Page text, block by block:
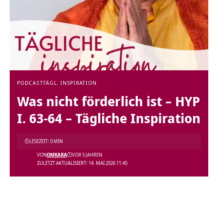
PODCASTTÄGL. INSPIRATION
Was nicht förderlich ist – HYP
I. 63-64 – Tägliche Inspiration
ZULETZT AKTUALISIERT: 14. MAI 2026 11:45
VONOMKARA VOR 5 JAHREN
LESEZEIT: 0 MIN